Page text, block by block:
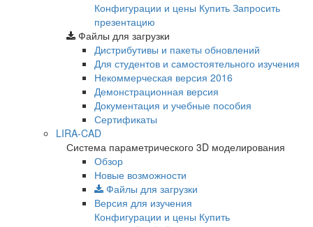
Конфигурации и цены Купить Запросить
презентацию
Файлы для загрузки
Дистрибутивы и пакеты обновлений
Для студентов и самостоятельного изучения
Некоммерческая версия 2016
Демонстрационная версия
Документация и учебные пособия
Сертификаты
LIRA-CAD
Система параметрического 3D моделирования
Обзор
Новые возможности
Файлы для загрузки
Версия для изучения
Конфигурации и цены Купить